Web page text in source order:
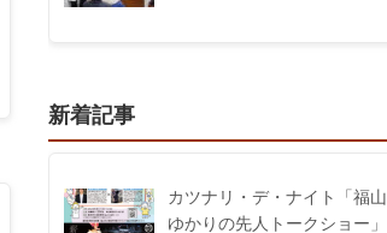
新着記事
カツナリ・デ・ナイト「福山
ゆかりの先人トークショー」